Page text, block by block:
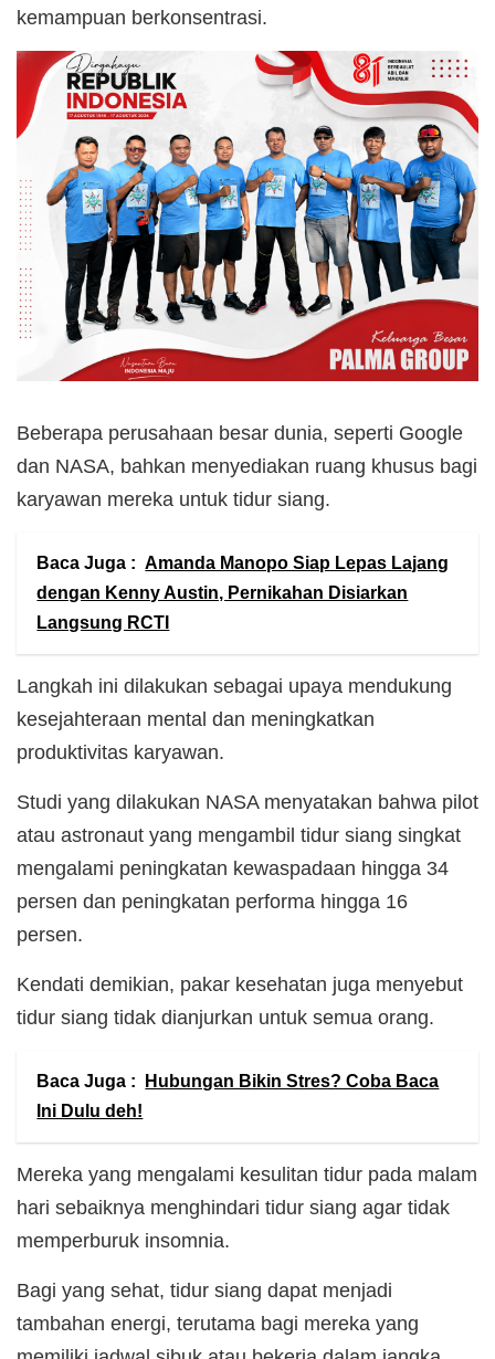
kemampuan berkonsentrasi.
Beberapa perusahaan besar dunia, seperti Google
dan NASA, bahkan menyediakan ruang khusus bagi
karyawan mereka untuk tidur siang.
Baca Juga : Amanda Manopo Siap Lepas Lajang
dengan Kenny Austin, Pernikahan Disiarkan
Langsung RCTI
Langkah ini dilakukan sebagai upaya mendukung
kesejahteraan mental dan meningkatkan
produktivitas karyawan.
Studi yang dilakukan NASA menyatakan bahwa pilot
atau astronaut yang mengambil tidur siang singkat
mengalami peningkatan kewaspadaan hingga 34
persen dan peningkatan performa hingga 16
persen.
Kendati demikian, pakar kesehatan juga menyebut
tidur siang tidak dianjurkan untuk semua orang.
Baca Juga :
Hubungan Bikin Stres? Coba Baca
Ini Dulu deh!
Mereka yang mengalami kesulitan tidur pada malam
hari sebaiknya menghindari tidur siang agar tidak
memperburuk insomnia.
Bagi yang sehat, tidur siang dapat menjadi
tambahan energi, terutama bagi mereka yang